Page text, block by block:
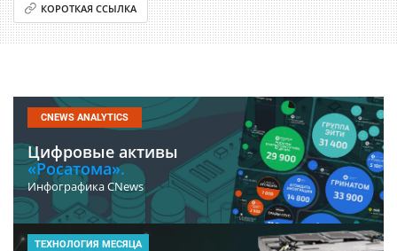
КОРОТКАЯ ССЫЛКА
CNEWS ANALYTICS
Цифровые активы
«Росатома».
Инфографика CNews
ТЕХНОЛОГИЯ МЕСЯЦА